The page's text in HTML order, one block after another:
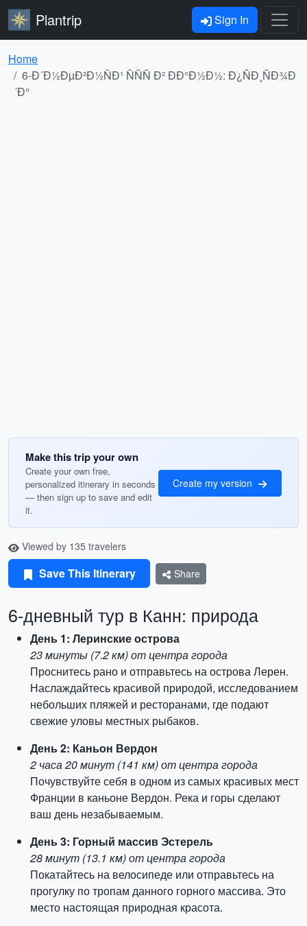
Plantrip Sign In
Home
6-Ð´Ð½ÐµÐ²Ð½ÑÐ¹ ÑÑÑ Ð² ÐÐ°Ð½Ð½: Ð¿ÑÐ¸ÑÐ¾Ð
´Ð°
Make this trip your own
Create your own free,
personalized itinerary in seconds
— then sign up to save and edit
it.
Create my version
Viewed by 135 travelers
Save This Itinerary Share
6-дневный тур в Канн: природа
День 1: Леринские острова
23 минуты (7.2 км) от центра города
Проснитесь рано и отправьтесь на острова Лерен.
Наслаждайтесь красивой природой, исследованием
небольших пляжей и ресторанами, где подают
свежие уловы местных рыбаков.
День 2: Каньон Вердон
2 часа 20 минут (141 км) от центра города
Почувствуйте себя в одном из самых красивых мест
Франции в каньоне Вердон. Река и горы сделают
ваш день незабываемым.
День 3: Горный массив Эстерель
28 минут (13.1 км) от центра города
Покатайтесь на велосипеде или отправьтесь на
прогулку по тропам данного горного массива. Это
место настоящая природная красота.